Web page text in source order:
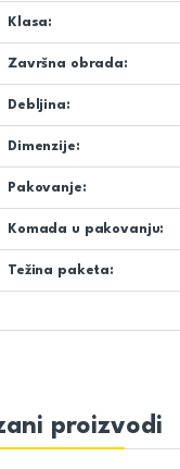
Klasa:
Završna obrada:
Debljina:
Dimenzije:
Pakovanje:
Komada u pakovanju:
Težina paketa:
proizvodi